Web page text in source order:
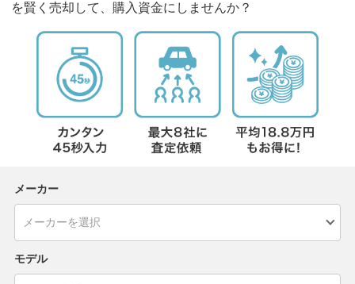
を賢く売却して、購入資金にしませんか？
メーカー
モデル